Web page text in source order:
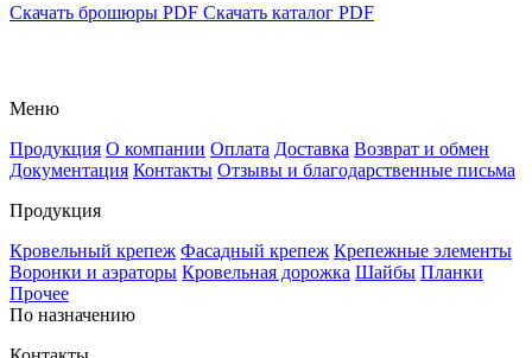
Скачать брошюры PDF Скачать каталог PDF
Меню
Продукция О компании Оплата Доставка Возврат и обмен
Документация Контакты Отзывы и благодарственные письма
Продукция
Кровельный крепеж Фасадный крепеж Крепежные элементы
Воронки и аэраторы Кровельная дорожка Шайбы Планки
Прочее
По назначению